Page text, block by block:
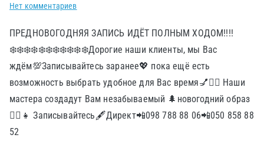
Нет комментариев
ПРЕДНОВОГОДНЯЯ ЗАПИСЬ ИДЁТ ПОЛНЫМ ХОДОМ!!!!
❄️❄️❄️❄️❄️❄️❄️❄️❄️❄️❄️Дорогие наши клиенты, мы Вас
ждём💯Записывайтесь заранее💖 пока ещё есть
возможность выбрать удобное для Вас время💅💆‍♀️ Наши
мастера создадут Вам незабываемый 🌲новогодний образ
👱‍♀️👧 Записывайтесь🖋Директ📲098 788 88 06📲050 858 88
52